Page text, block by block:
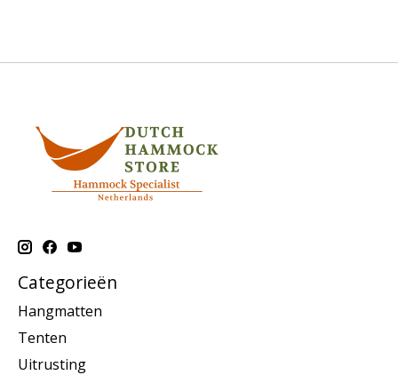
Categorieën
Hangmatten
Tenten
Uitrusting